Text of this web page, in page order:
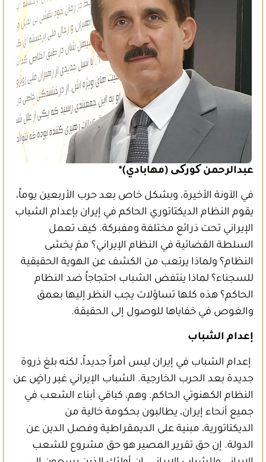
عبدالرحمن کورکی (مهابادي)*
في الآونة الأخيرة، وبشكل خاص بعد حرب الأربعين يوماً،
يقوم النظام الديكتاتوري الحاكم في إيران بإعدام الشباب
الإيراني تحت ذرائع مختلفة ومفبركة. كيف تعمل
السلطة القضائية في النظام الإيراني؟ ممَ يخشى
النظام؟ ولماذا يرتعب من الكشف عن الهوية الحقيقية
للسجناء؟ لماذا ينتفض الشباب احتجاجاً ضد النظام
الحاكم؟ هذه كلها تساؤلات يجب النظر إليها بعمق
والغوص في خفاياها للوصول إلى الحقيقة.
إعدام الشباب
إعدام الشباب في إيران ليس أمراً جديداً، لكنه بلغ ذروة
جديدة بعد الحرب الخارجية. الشباب الإيراني غير راضٍ عن
النظام الكهنوتي الحاكم. وهم، كباقي أبناء الشعب في
جميع أنحاء إيران، يطالبون بحكومة خالية من
الديكتاتورية، مبنية على الديمقراطية وفصل الدين عن
الدولة. إن حق تقرير المصير هو حق مشروع للشعب